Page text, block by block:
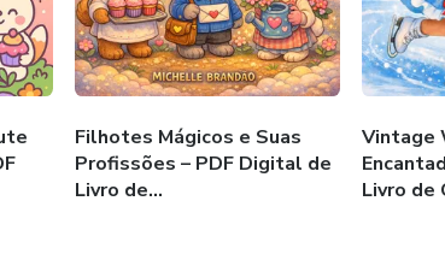
Filhotes Mágicos e Suas
Profissões – PDF Digital de
Livro de...
Vintage
Livro de